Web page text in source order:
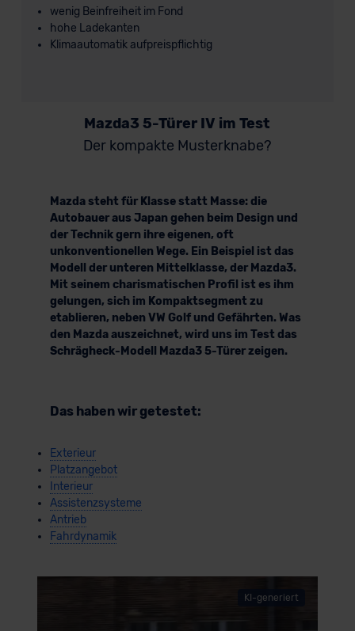
wenig Beinfreiheit im Fond
hohe Ladekanten
Klimaautomatik aufpreispflichtig
Mazda3 5-Türer IV im Test
Der kompakte Musterknabe?
Mazda steht für Klasse statt Masse: die
Autobauer aus Japan gehen beim Design und
der Technik gern ihre eigenen, oft
unkonventionellen Wege. Ein Beispiel ist das
Modell der unteren Mittelklasse, der Mazda3.
Mit seinem charismatischen Profil ist es ihm
gelungen, sich im Kompaktsegment zu
etablieren, neben VW Golf und Gefährten. Was
den Mazda auszeichnet, wird uns im Test das
Schrägheck-Modell Mazda3 5-Türer zeigen.
Das haben wir getestet:
Exterieur
Platzangebot
Interieur
Assistenzsysteme
Antrieb
Fahrdynamik
KI-generiert